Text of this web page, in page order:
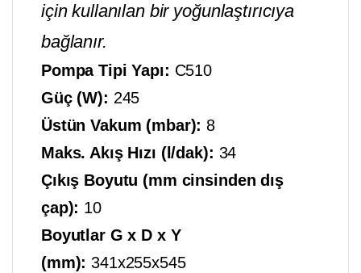
için kullanılan bir yoğunlaştırıcıya
bağlanır.
Pompa Tipi Yapı: C510
Güç (W): 245
Üstün Vakum (mbar): 8
Maks. Akış Hızı (l/dak): 34
Çıkış Boyutu (mm cinsinden dış
çap): 10
Boyutlar G x D x Y
(mm): 341x255x545